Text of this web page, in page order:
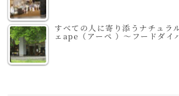
すべての人に寄り添うナチュラ
ェape（アーペ ）～フードダイ